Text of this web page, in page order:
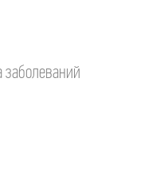
заболеваний